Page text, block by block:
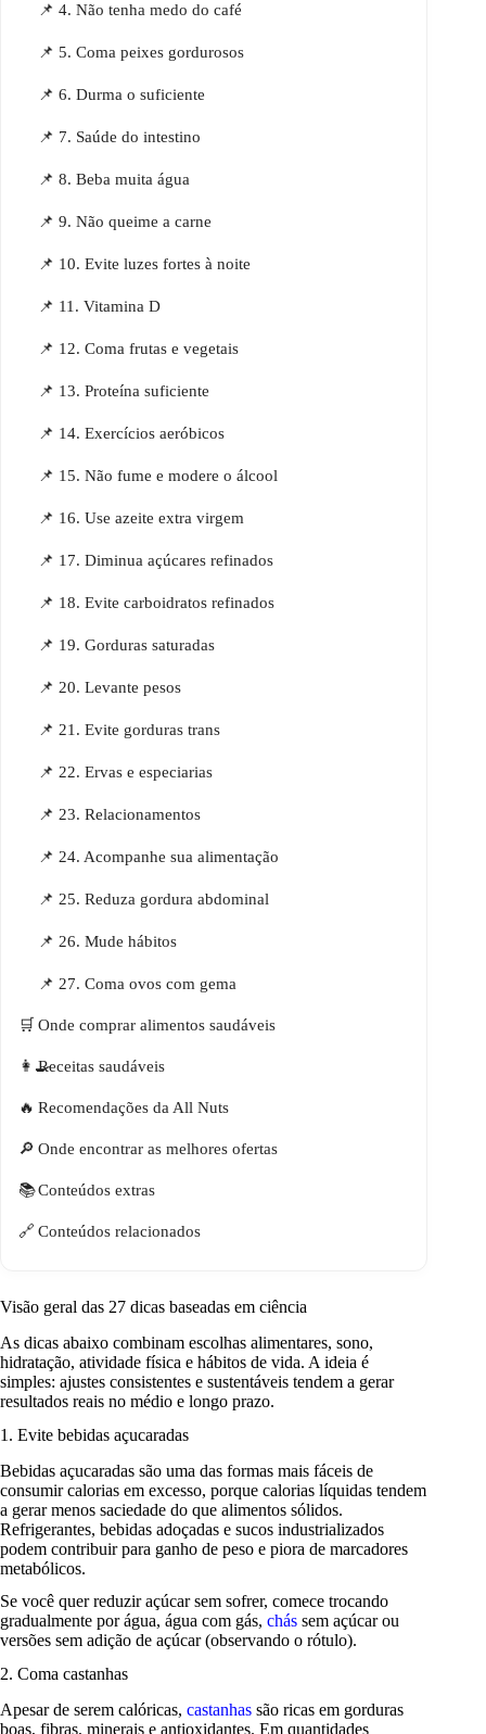
📌 4. Não tenha medo do café
📌 5. Coma peixes gordurosos
📌 6. Durma o suficiente
📌 7. Saúde do intestino
📌 8. Beba muita água
📌 9. Não queime a carne
📌 10. Evite luzes fortes à noite
📌 11. Vitamina D
📌 12. Coma frutas e vegetais
📌 13. Proteína suficiente
📌 14. Exercícios aeróbicos
📌 15. Não fume e modere o álcool
📌 16. Use azeite extra virgem
📌 17. Diminua açúcares refinados
📌 18. Evite carboidratos refinados
📌 19. Gorduras saturadas
📌 20. Levante pesos
📌 21. Evite gorduras trans
📌 22. Ervas e especiarias
📌 23. Relacionamentos
📌 24. Acompanhe sua alimentação
📌 25. Reduza gordura abdominal
📌 26. Mude hábitos
📌 27. Coma ovos com gema
Onde comprar alimentos saudáveis
Receitas saudáveis
Recomendações da All Nuts
Onde encontrar as melhores ofertas
Conteúdos extras
Conteúdos relacionados
Visão geral das 27 dicas baseadas em ciência
As dicas abaixo combinam escolhas alimentares, sono,
hidratação, atividade física e hábitos de vida. A ideia é
simples: ajustes consistentes e sustentáveis tendem a gerar
resultados reais no médio e longo prazo.
1. Evite bebidas açucaradas
Bebidas açucaradas são uma das formas mais fáceis de
consumir calorias em excesso, porque calorias líquidas tendem
a gerar menos saciedade do que alimentos sólidos.
Refrigerantes, bebidas adoçadas e sucos industrializados
podem contribuir para ganho de peso e piora de marcadores
metabólicos.
Se você quer reduzir açúcar sem sofrer, comece trocando
gradualmente por água, água com gás, chás sem açúcar ou
versões sem adição de açúcar (observando o rótulo).
2. Coma castanhas
Apesar de serem calóricas, castanhas são ricas em gorduras
boas, fibras, minerais e antioxidantes. Em quantidades